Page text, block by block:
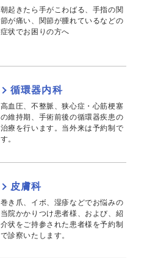
朝起きたら手がこわばる、手指の関
節が痛い、関節が腫れているなどの
症状でお困りの方へ
循環器内科
高血圧、不整脈、狭心症・心筋梗塞
の維持期、手術前後の循環器疾患の
治療を行います。当外来は予約制で
す。
皮膚科
巻き爪、イボ、湿疹などでお悩みの
当院かかりつけ患者様、および、紹
介状をご持参された患者様を予約制
で診察いたします。